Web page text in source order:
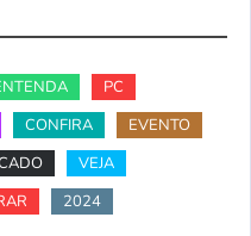
PC
CONFIRA
EVENTO
VEJA
2024